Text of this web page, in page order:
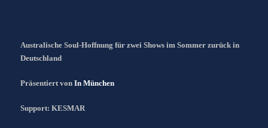
Australische Soul-Hoffnung für zwei Shows im Sommer zurück in
Deutschland
Präsentiert von In München
Support: KESMAR